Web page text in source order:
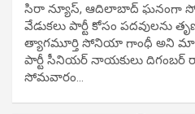
సిరా న్యూస్, ఆదిలాబాద్ ఘ‌నంగా
వేడుక‌లు పార్టీ కోసం ప‌ద‌వుల‌ను
త్యాగమూర్తి సోనియా గాంధీ అని మాజీ
పార్టీ సీనియ‌ర్ నాయ‌కులు దిగంబ‌ర్
సోమవారం…